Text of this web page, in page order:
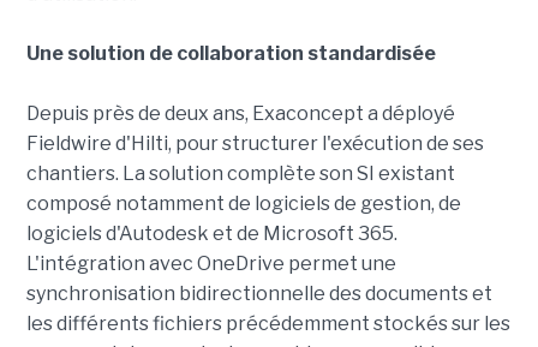
Une solution de collaboration standardisée
Depuis près de deux ans, Exaconcept a déployé
Fieldwire d'Hilti, pour structurer l'exécution de ses
chantiers. La solution complète son SI existant
composé notamment de logiciels de gestion, de
logiciels d'Autodesk et de Microsoft 365.
L'intégration avec OneDrive permet une
synchronisation bidirectionnelle des documents et
les différents fichiers précédemment stockés sur les